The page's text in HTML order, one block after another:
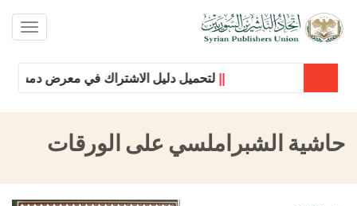
لتحميل دليل الاشتراك في معرض دمشق
حاشية الشبراملسي على الورقات